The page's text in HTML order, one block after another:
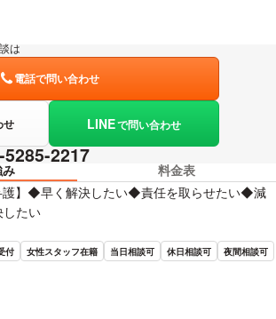
は
電話で問い合わせ
せ LINEで問い合わせ
5285-2217
料金表
護】◆早く解決したい◆責任を取らせたい◆減
たい
付 女性スタッフ在籍 当日相談可 休日相談可
夜間相談可
ている要素を